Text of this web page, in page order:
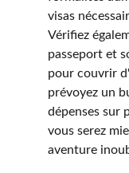
visas
Vérifiez
passeport et
pour couvrir
prévoyez un
dépenses sur
vous serez
aventure